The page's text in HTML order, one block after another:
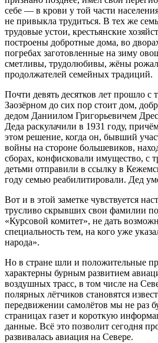
себе — в крови у той части
не привыкла трудиться. В тех же
трудовые устои, крестьянские
построены добротные дома, во
погребах заготовленные на зиму
сметливы, трудолюбивы, жёны
продолжателей семейных традиций.
Почти девять десятков лет прошло с
Заозёрном до сих пор стоит дом,
дедом Даниилом Григорьевичем
Деда раскулачили в 1931 году,
этом решение, когда он, бывший
войны на стороне большевиков,
сборах, конфисковали имущество, с
детьми отправили в ссылку в
году семью реабилитировали. Дед
Вот и в этой заметке чувствуется
трусливо скрывших свои фамилии
«Курсовой комитет», не дать
специальность тем, на кого уже
народа».
Но в стране шли и положительные
характерны бурным развитием
воздушных трасс, в том числе на
полярных лётчиков становятся
передвижении самолётов мы не раз
страницах газет и короткую
данные. Всё это позволит сегодня
развивалась авиация на Севере.